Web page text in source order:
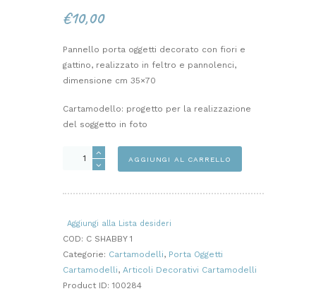
€10,00
Pannello porta oggetti decorato con fiori e
gattino, realizzato in feltro e pannolenci,
dimensione cm 35×70
Cartamodello: progetto per la realizzazione
del soggetto in foto
PANNELLO
SHABBY
AGGIUNGI AL CARRELLO
Aggiungi alla Lista desideri
COD: C SHABBY 1
Categorie: Cartamodelli, Porta Oggetti
Cartamodelli, Articoli Decorativi Cartamodelli
Product ID: 100284